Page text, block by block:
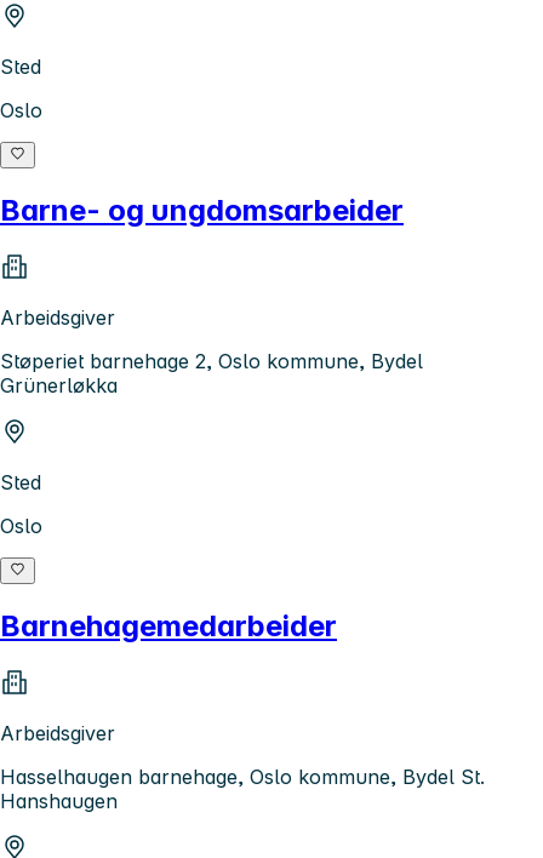
Sted
Oslo
Barne- og ungdomsarbeider
Arbeidsgiver
Støperiet barnehage 2, Oslo kommune, Bydel
Grünerløkka
Sted
Oslo
Barnehagemedarbeider
Arbeidsgiver
Hasselhaugen barnehage, Oslo kommune, Bydel St.
Hanshaugen